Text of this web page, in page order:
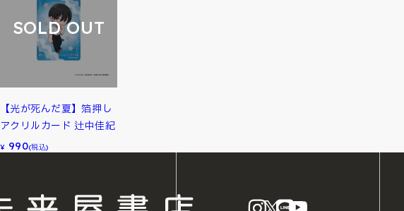
SOLD OUT
【光が死んだ夏】箔押し
アクリルカード 辻中佳紀
¥ 990(税込)
instagram
X LINE